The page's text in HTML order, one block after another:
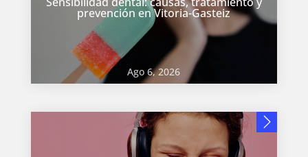
prevención en Vitoria-Gasteiz
Ago 6, 2026